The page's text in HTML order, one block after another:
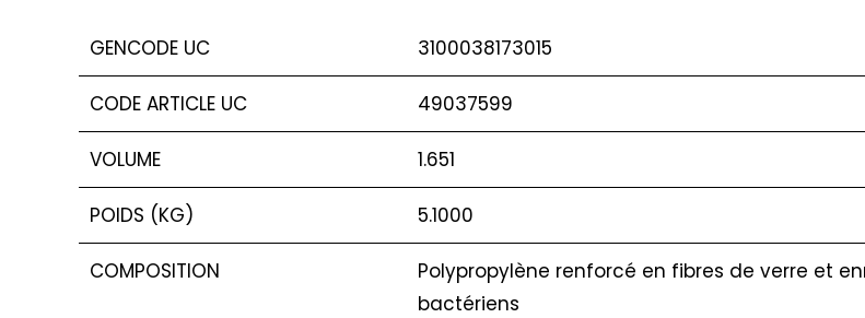
GENCODE UC 3100038173015
CODE ARTICLE UC 49037599
VOLUME 1.651
POIDS (KG) 5.1000
COMPOSITION
Polypropylène renforcé en fibres de verre et
bactériens